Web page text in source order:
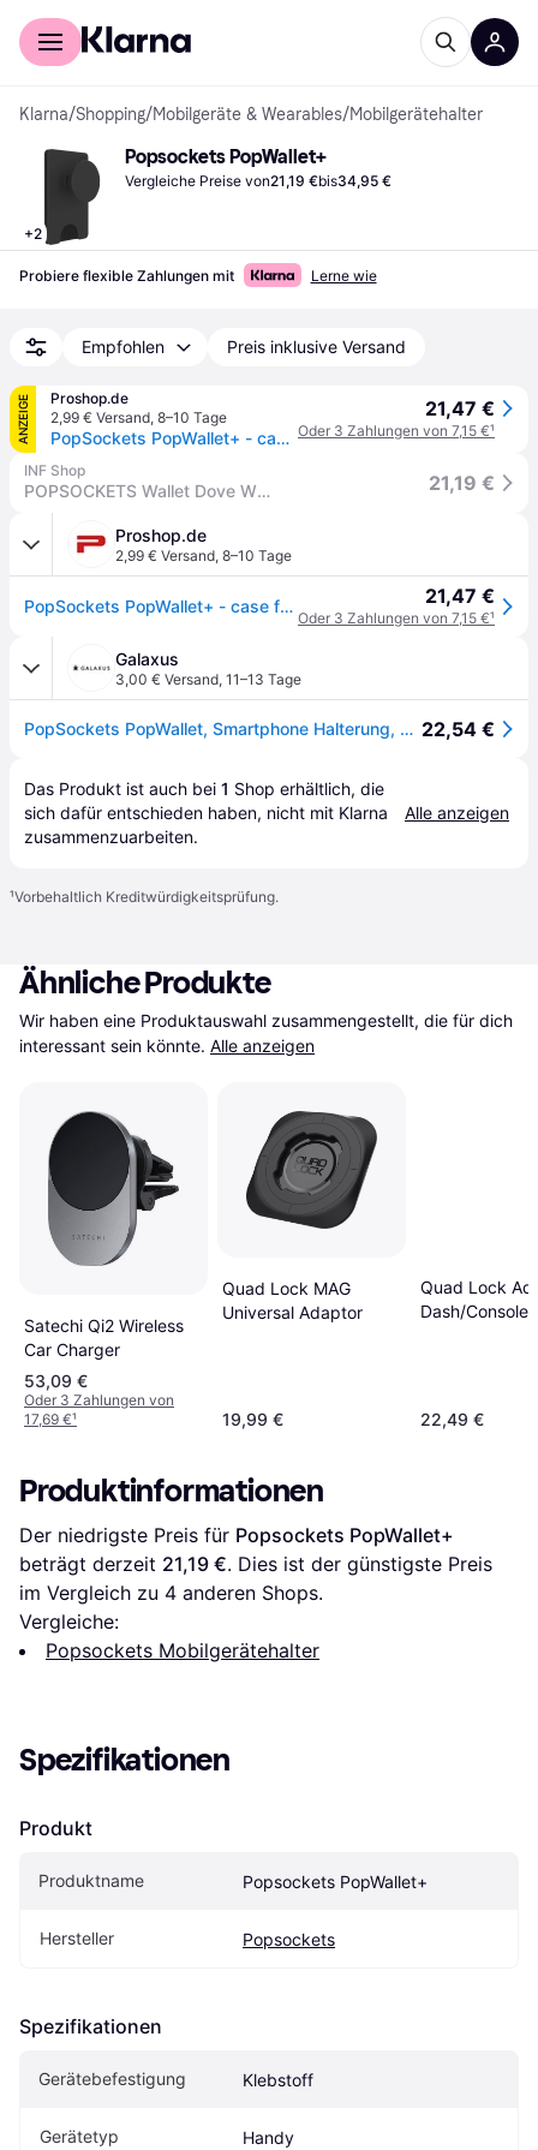
Für Shopper
Klarna/Shopping/Mobilgeräte & Wearables/Mobilgerätehalter
+2
Popsockets PopWallet+
Vergleiche Preise von21,19 €bis34,95 €
Probiere flexible Zahlungen mit Lerne wie
Empfohlen Preis inklusive Versand
ANZEIGE
Proshop.de
2,99 € Versand, 8–10 Tage
PopSockets PopWallet+ - case for 3 credit cards or 6 business cards
21,47 €
Oder 3 Zahlungen von 7,15 €¹
INF Shop
POPSOCKETS Wallet Dove White Marble Abnehmbare Mobile Wallet PopWallet + 21,19 €
Proshop.de
2,99 € Versand, 8–10 Tage
PopSockets PopWallet+ - case for 3 credit cards or 6 business cards 21,47 €
Oder 3 Zahlungen von 7,15 €¹
Galaxus
3,00 € Versand, 11–13 Tage
PopSockets PopWallet, Smartphone Halterung, Schwarz 22,54 €
Das Produkt ist auch bei 1 Shop erhältlich, die
sich dafür entschieden haben, nicht mit Klarna
zusammenzuarbeiten.
Alle anzeigen
¹Vorbehaltlich Kreditwürdigkeitsprüfung.
Ähnliche Produkte
Wir haben eine Produktauswahl zusammengestellt, die für dich
interessant sein könnte. Alle anzeigen
Satechi Qi2 Wireless
Car Charger
53,09 €
Oder 3 Zahlungen von
17,69 €¹
Quad Lock MAG
Universal Adaptor
19,99 €
Quad Lock
Dash/Console
22,49 €
Produktinformationen
Der niedrigste Preis für Popsockets PopWallet+
beträgt derzeit 21,19 €. Dies ist der günstigste Preis
im Vergleich zu 4 anderen Shops.
Vergleiche:
Popsockets Mobilgerätehalter
Spezifikationen
Produkt
Produktname Popsockets PopWallet+
Hersteller Popsockets
Spezifikationen
Gerätebefestigung Klebstoff
Gerätetyp Handy